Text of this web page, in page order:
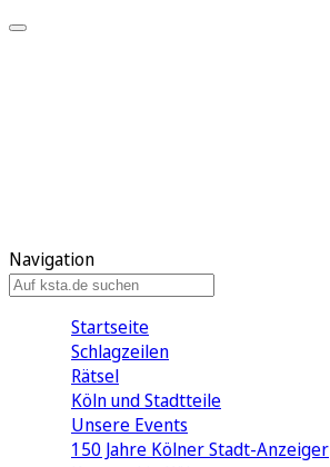
Navigation
Startseite
Schlagzeilen
Rätsel
Köln und Stadtteile
Unsere Events
150 Jahre Kölner Stadt-Anzeiger